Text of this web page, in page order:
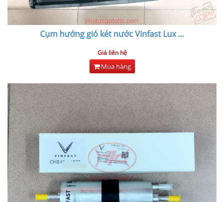
Cụm hướng gió két nước Vinfast Lux...
Giá liên hệ
Mua hàng